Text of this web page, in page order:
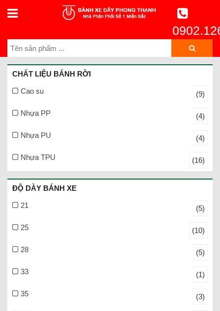
CHẤT LIỆU BÁNH RỜI
Cao su (9)
Nhựa PP (4)
Nhựa PU (4)
Nhựa TPU (16)
ĐỘ DÀY BÁNH XE
21 (5)
25 (10)
28 (5)
33 (1)
35 (3)